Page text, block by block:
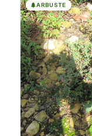
🌲ARBUSTE